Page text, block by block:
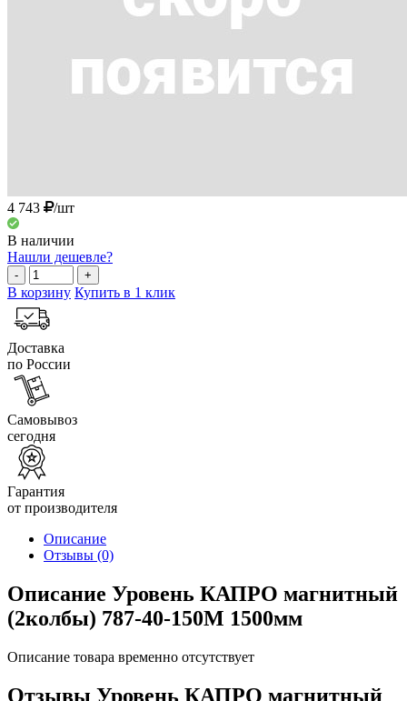
4 743 /шт
В наличии
Нашли дешевле?
- +
В корзину Купить в 1 клик
Доставка
по России
Самовывоз
сегодня
Гарантия
от производителя
Описание
Отзывы (0)
Описание Уровень КАПРО магнитный
(2колбы) 787-40-150М 1500мм
Описание товара временно отсутствует
Отзывы Уровень КАПРО магнитный